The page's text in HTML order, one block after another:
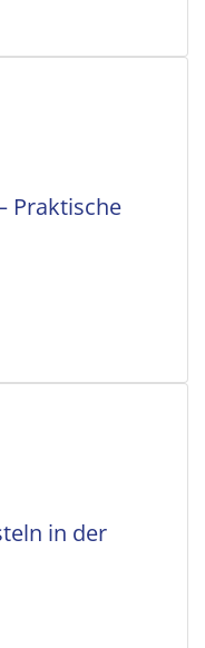
Praktische
in der